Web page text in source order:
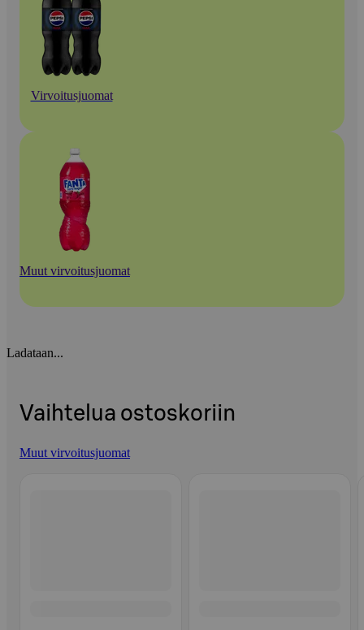
Virvoitusjuomat
Muut virvoitusjuomat
Ladataan...
Vaihtelua ostoskoriin
Muut virvoitusjuomat